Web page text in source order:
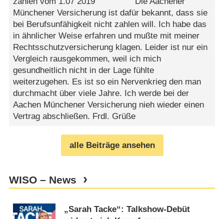
Münchener Versicherung ist dafür bekannt, dass sie
bei Berufsunfähigkeit nicht zahlen will. Ich habe das
in ähnlicher Weise erfahren und mußte mit meiner
Rechtsschutzversicherung klagen. Leider ist nur ein
Vergleich rausgekommen, weil ich mich
gesundheitlich nicht in der Lage fühlte
weiterzugehen. Es ist so ein Nervenkrieg den man
durchmacht über viele Jahre. Ich werde bei der
Aachen Münchener Versicherung nieh wieder einen
Vertrag abschließen. Frdl. Grüße
alle Beiträge ansehen
WISO – News
„Sarah Tacke“: Talkshow-Debüt